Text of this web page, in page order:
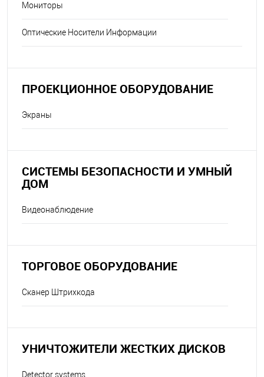
Мониторы
Оптические Носители Информации
ПРОЕКЦИОННОЕ ОБОРУДОВАНИЕ
Экраны
СИСТЕМЫ БЕЗОПАСНОСТИ И УМНЫЙ
ДОМ
Видеонаблюдение
ТОРГОВОЕ ОБОРУДОВАНИЕ
Сканер Штрихкода
УНИЧТОЖИТЕЛИ ЖЕСТКИХ ДИСКОВ
Detector systems